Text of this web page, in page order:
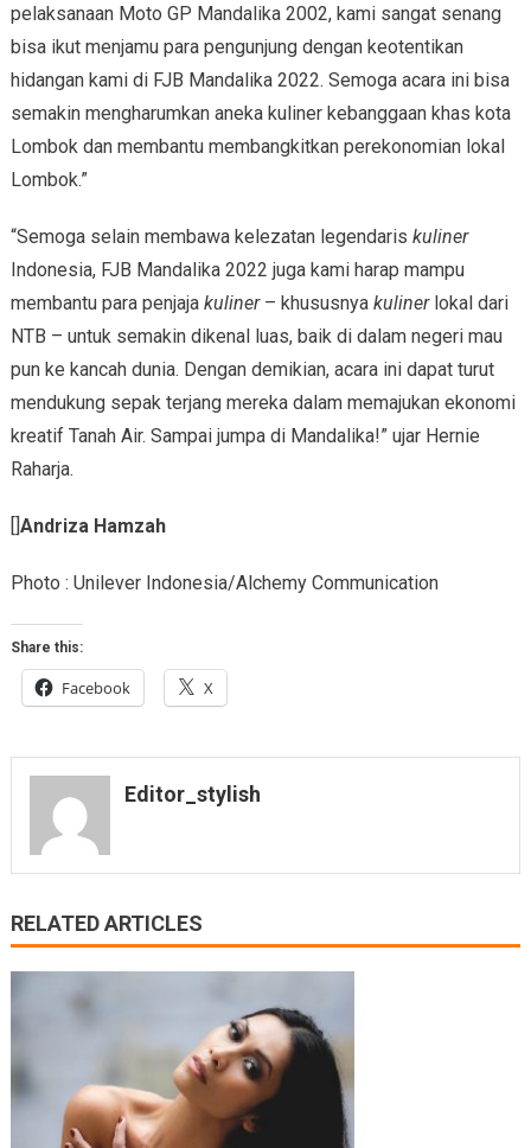
pelaksanaan Moto GP Mandalika 2002, kami sangat senang
bisa ikut menjamu para pengunjung dengan keotentikan
hidangan kami di FJB Mandalika 2022. Semoga acara ini bisa
semakin mengharumkan aneka kuliner kebanggaan khas kota
Lombok dan membantu membangkitkan perekonomian lokal
Lombok.”
“Semoga selain membawa kelezatan legendaris kuliner
Indonesia, FJB Mandalika 2022 juga kami harap mampu
membantu para penjaja kuliner – khususnya kulinerlokal dari
NTB – untuk semakin dikenal luas, baik di dalam negeri mau
pun ke kancah dunia. Dengan demikian, acara ini dapat turut
mendukung sepak terjang mereka dalam memajukan ekonomi
kreatif Tanah Air. Sampai jumpa di Mandalika!” ujar Hernie
Raharja.
[]Andriza Hamzah
Photo : Unilever Indonesia/Alchemy Communication
Share this:
Facebook X
Editor_stylish
RELATED ARTICLES